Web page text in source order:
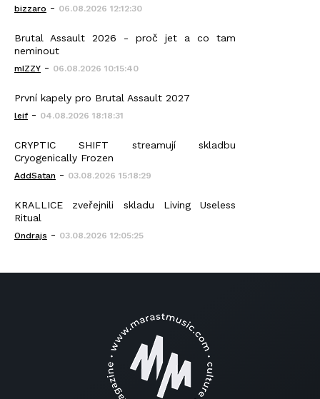
bizzaro - 06.08.2026 12:12:30
Brutal Assault 2026 - proč jet a co tam
neminout
mIZZY - 06.08.2026 10:15:40
První kapely pro Brutal Assault 2027
leif - 04.08.2026 18:18:31
CRYPTIC SHIFT streamují skladbu
Cryogenically Frozen
AddSatan - 03.08.2026 15:18:29
KRALLICE zveřejnili skladu Living Useless
Ritual
Ondrajs - 03.08.2026 12:05:25